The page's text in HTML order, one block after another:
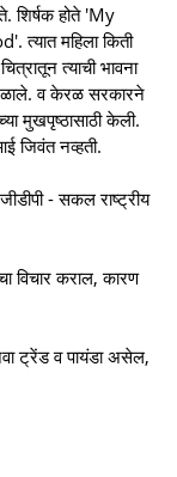
शिर्षक होते 'My
महिला किती
त्याची भावना
व केरळ सरकारने
मुखपृष्ठासाठी केली.
जिवंत नव्हती.
- सकल राष्ट्रीय
विचार कराल, कारण
ट्रेंड व पायंडा असेल,